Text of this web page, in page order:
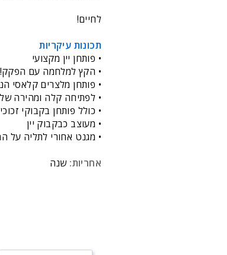
לחיים!
תכונות עיקריות
• פותחן יין מקצועי
• הקץ למלחמה עם הפקק!
• פותחן מלצרים קלאסי
• לפתיחה קלה ומהירה של
• כולל פותחן בקבוקי
• מעוצב כבקבוק יין
• מגנט אחורי לתליה על
אחריות: שנה